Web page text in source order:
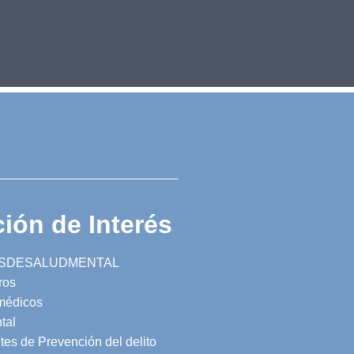
de Interés
de Prevención del delito